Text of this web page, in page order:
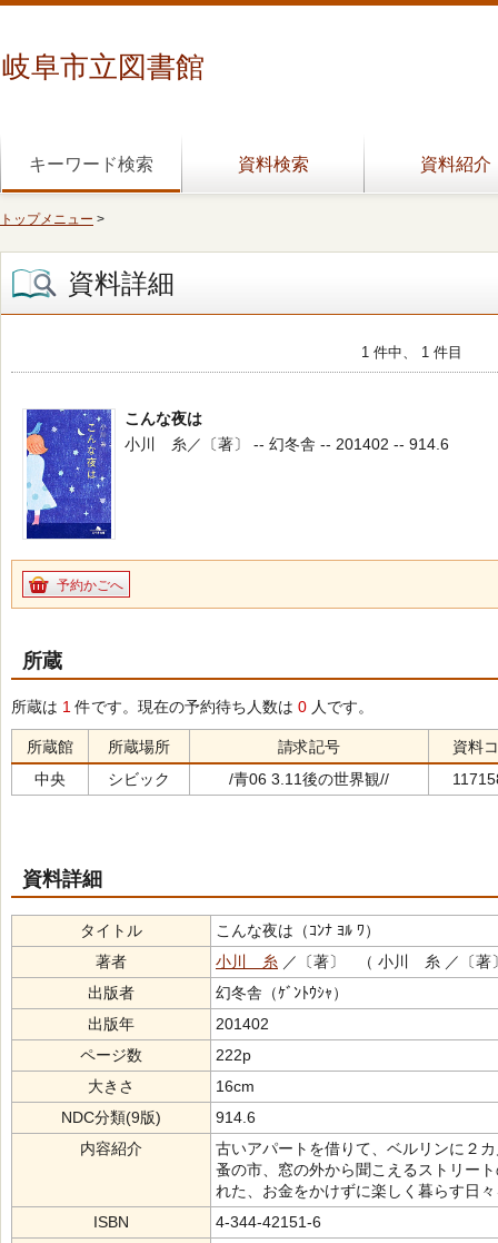
岐阜市立図書館
キーワード検索 資料検索 資料紹介
トップメニュー >
資料詳細
1 件中、 1 件目
こんな夜は
小川 糸／〔著〕 -- 幻冬舎 -- 201402 -- 914.6
予約かごへ
所蔵
所蔵は 1 件です。現在の予約待ち人数は 0 人です。
所蔵館 所蔵場所 請求記号
資料
中央
シビック /青06 3.11後の世界観//
資料詳細
タイトル
こんな夜は（ｺﾝﾅ ﾖﾙ ﾜ）
著者
小川 糸 ／〔著〕 （ 小川 糸 ／〔
出版者
幻冬舎（ｹﾞﾝﾄｳｼｬ）
出版年
201402
ページ数
222p
大きさ
16cm
NDC分類(9版)
914.6
内容紹介
古いアパートを借りて、ベルリンに２
蚤の市、窓の外から聞こえるストリー
れた、お金をかけずに楽しく暮らす日
ISBN
4-344-42151-6